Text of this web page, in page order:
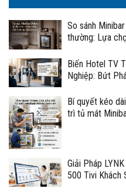
So sánh
thường: Lựa
Biến Hotel TV
Nghiệp: Bứt
Bí quyết kéo
trì tủ mát
Giải Pháp
500 Tivi Khách